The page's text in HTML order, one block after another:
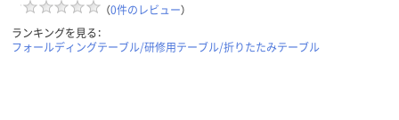
（0件のレビュー）
ランキングを見る：
フォールディングテーブル/研修用テーブル/折りたたみテーブル